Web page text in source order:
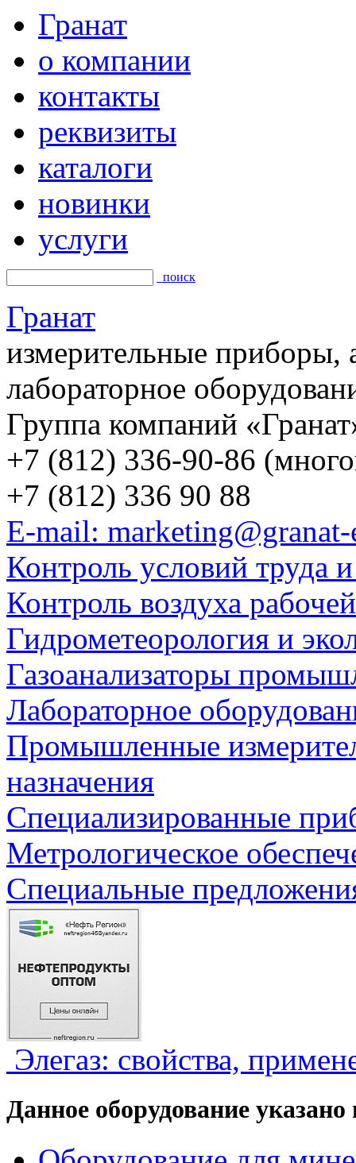
Гранат
о компании
контакты
реквизиты
каталоги
новинки
услуги
поиск
Гранат
измерительные приборы,
лабораторное
Группа компаний
+7 (812) 336-90-86
+7 (812) 336 90 88
E-mail:
Контроль условий труда
Контроль воздуха
Гидрометеорология и
Газоанализаторы
Лабораторное
Промышленные
назначения
Специализированные
Метрологическое
Специальные
Элегаз: свойства,
Данное оборудование